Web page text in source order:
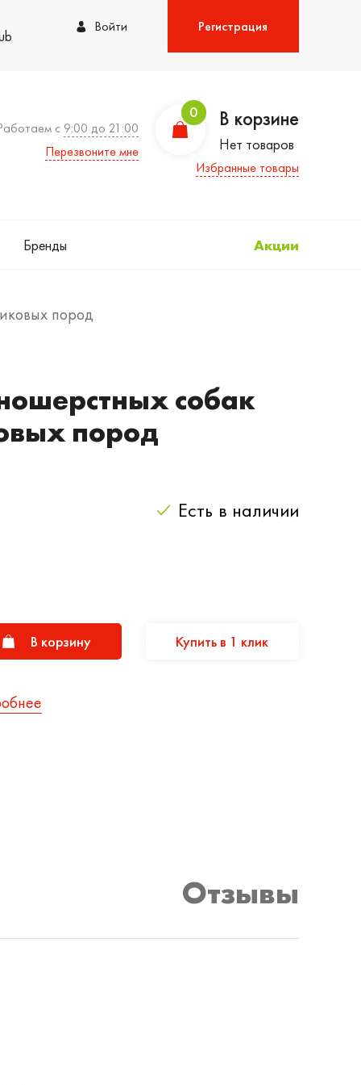
Войти Регистрация
с 9:00 до 21:00
Перезвоните мне
0 В корзине
Нет товаров
Избранные товары
Бренды Акции
пород
собак
пород
Есть в наличии
В корзину Купить в 1 клик
Отзывы